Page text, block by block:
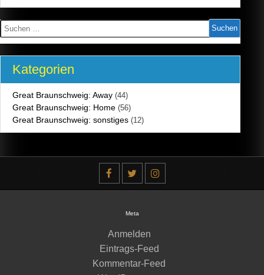
Suchen
nach:
Kategorien
Great Braunschweig: Away (44)
Great Braunschweig: Home (56)
Great Braunschweig: sonstiges (12)
Meta
Anmelden
Eintrags-Feed
Kommentar-Feed